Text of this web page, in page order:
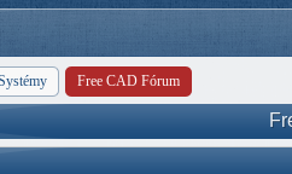
Free CAD Fórum